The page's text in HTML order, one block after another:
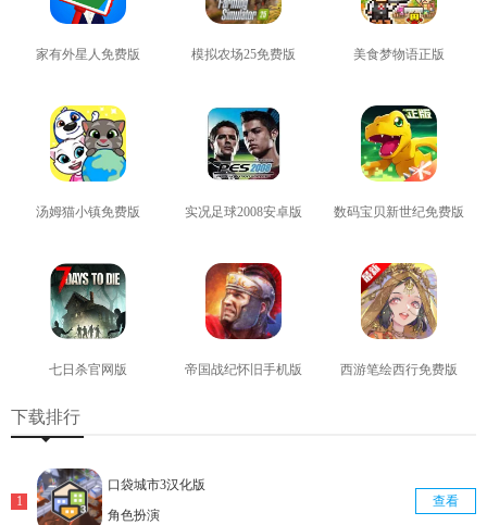
家有外星人免费版 模拟农场25免费版 美食梦物语正版
汤姆猫小镇免费版 实况足球2008安卓版 数码宝贝新世纪免费版
七日杀官网版 帝国战纪怀旧手机版 西游笔绘西行免费版
下载排行
口袋城市3汉化版
角色扮演
查看